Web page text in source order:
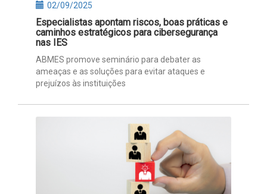
02/09/2025
Especialistas apontam riscos, boas práticas e
caminhos estratégicos para cibersegurança
nas IES
ABMES promove seminário para debater as
ameaças e as soluções para evitar ataques e
prejuízos às instituições